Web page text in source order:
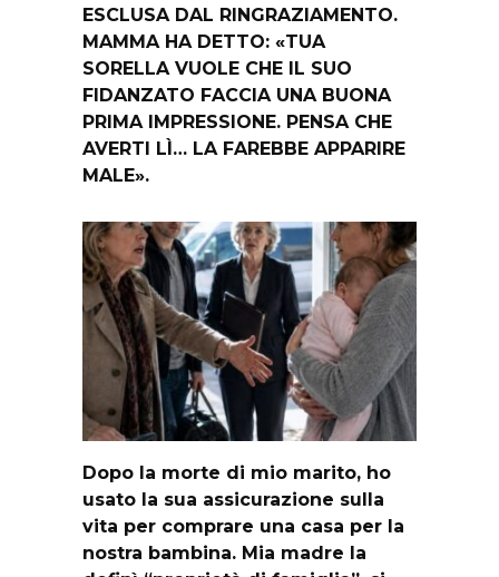
ESCLUSA DAL RINGRAZIAMENTO.
MAMMA HA DETTO: «TUA
SORELLA VUOLE CHE IL SUO
FIDANZATO FACCIA UNA BUONA
PRIMA IMPRESSIONE. PENSA CHE
AVERTI LÌ… LA FAREBBE APPARIRE
MALE».
Dopo la morte di mio marito, ho
usato la sua assicurazione sulla
vita per comprare una casa per la
nostra bambina. Mia madre la